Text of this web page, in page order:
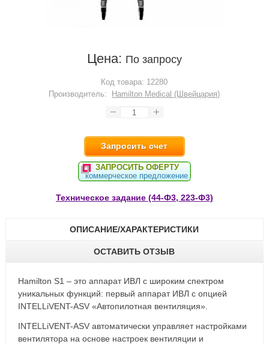
Цена: По запросу
Код товара: 12280
Производитель:
Hamilton Medical (Швейцария)
Запросить счет
ЗАПРОСИТЬ ОФЕРТУ
коммерческое предложение
Техническое задание (44-Ф3, 223-Ф3)
ОПИСАНИЕ/ХАРАКТЕРИСТИКИ
ОСТАВИТЬ ОТЗЫВ
Hamilton S1 – это аппарат ИВЛ с широким спектром
уникальных функций: первый аппарат ИВЛ с опцией
INTELLiVENT-ASV «Автопилотная вентиляция».
INTELLiVENT-ASV автоматически управляет настройками
вентилятора на основе настроек вентиляции и